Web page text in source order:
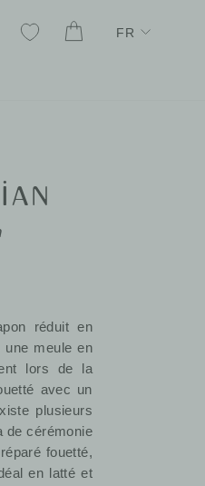
SE CONNECTER
MES FAVORIS
PANIER
FR
réduit en
une meule en
lors de la
avec un
plusieurs
de cérémonie
fouetté,
en latté et